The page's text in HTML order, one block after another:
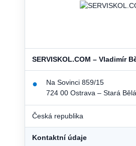
SERVISKOL.COM – Vladimír
●
Na Sovinci 859/15
724 00 Ostrava – Stará Bělá
Česká republika
Kontaktní údaje